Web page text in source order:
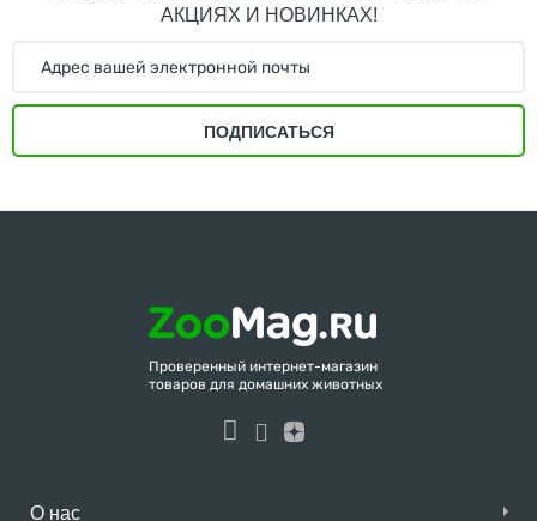
АКЦИЯХ И НОВИНКАХ!
ПОДПИСАТЬСЯ
Проверенный интернет-магазин
товаров для домашних животных
О нас